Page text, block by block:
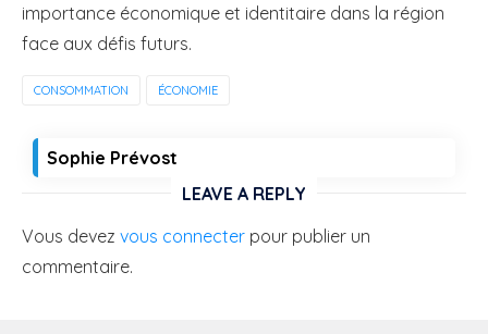
importance économique et identitaire dans la région
face aux défis futurs.
CONSOMMATION ÉCONOMIE
Sophie Prévost
LEAVE A REPLY
Vous devez vous connecter pour publier un
commentaire.